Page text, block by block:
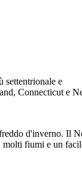
settentrionale e
Connecticut e
d'inverno. Il
molti fiumi e un